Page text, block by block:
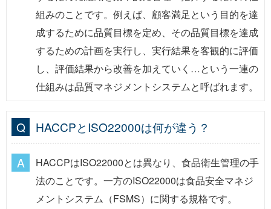
組みのことです。例えば、顧客満足という目的を達
成するために品質目標を定め、その品質目標を達成
するための計画を実行し、実行結果を客観的に評価
し、評価結果から改善を加えていく…という一連の
仕組みは品質マネジメントシステムと呼ばれます。
HACCPとISO22000は何が違う？
HACCPはISO22000とは異なり、食品衛生管理の手
法のことです。一方のISO22000は食品安全マネジ
メントシステム（FSMS）に関する規格です。